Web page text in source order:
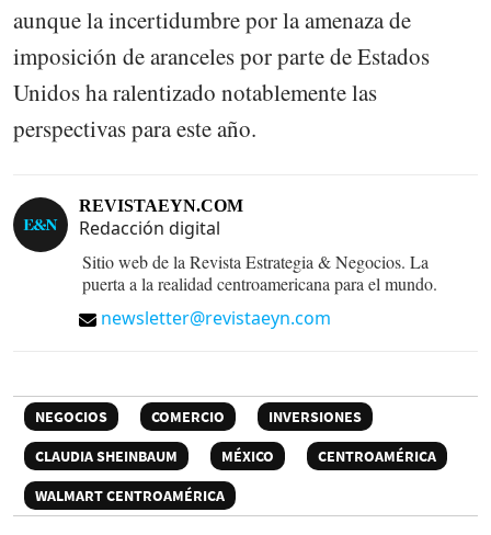
aunque la incertidumbre por la amenaza de
imposición de aranceles por parte de Estados
Unidos ha ralentizado notablemente las
perspectivas para este año.
REVISTAEYN.COM
Redacción digital
Sitio web de la Revista Estrategia & Negocios. La
puerta a la realidad centroamericana para el mundo.
newsletter@revistaeyn.com
NEGOCIOS COMERCIO
INVERSIONES
CLAUDIA SHEINBAUM
MÉXICO
CENTROAMÉRICA
WALMART CENTROAMÉRICA